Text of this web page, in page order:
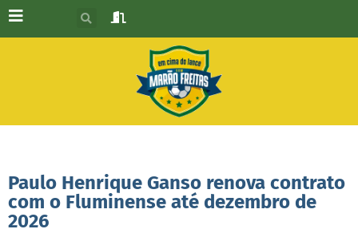
Paulo Henrique Ganso renova contrato
com o Fluminense até dezembro de
2026